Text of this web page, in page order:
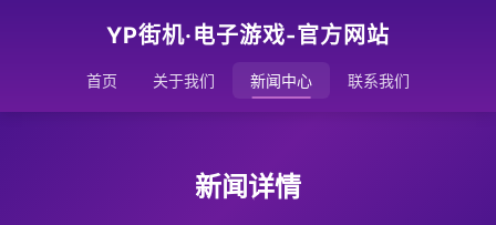
YP街机·电子游戏-官方网站
首页 关于我们 新闻中心 联系我们
新闻详情